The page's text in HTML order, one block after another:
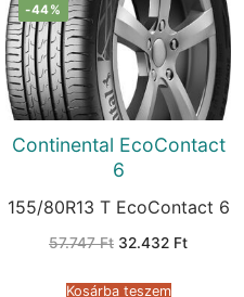
-44%
Continental EcoContact
6
155/80R13 T EcoContact 6
57.747Ft Original
57.747 Ft.
32.432 FtCurrent
Kosárba teszem